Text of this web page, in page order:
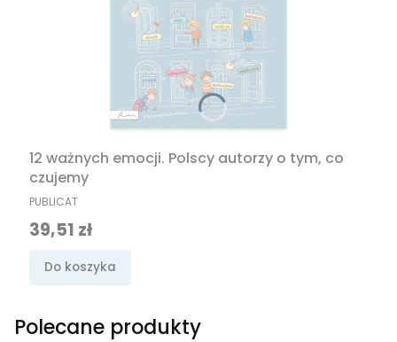
12 ważnych emocji. Polscy autorzy o tym, co
czujemy
PRODUCENT
PUBLICAT
Cena promocyjna
39,51 zł
Do koszyka
Polecane produkty